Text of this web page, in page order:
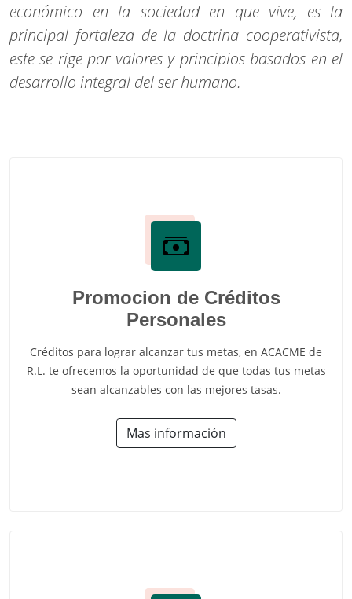
económico en la sociedad en que vive, es la
principal fortaleza de la doctrina cooperativista,
este se rige por valores y principios basados en el
desarrollo integral del ser humano.
Promocion de Créditos
Personales
Créditos para lograr alcanzar tus metas, en ACACME de
R.L. te ofrecemos la oportunidad de que todas tus metas
sean alcanzables con las mejores tasas.
Mas información